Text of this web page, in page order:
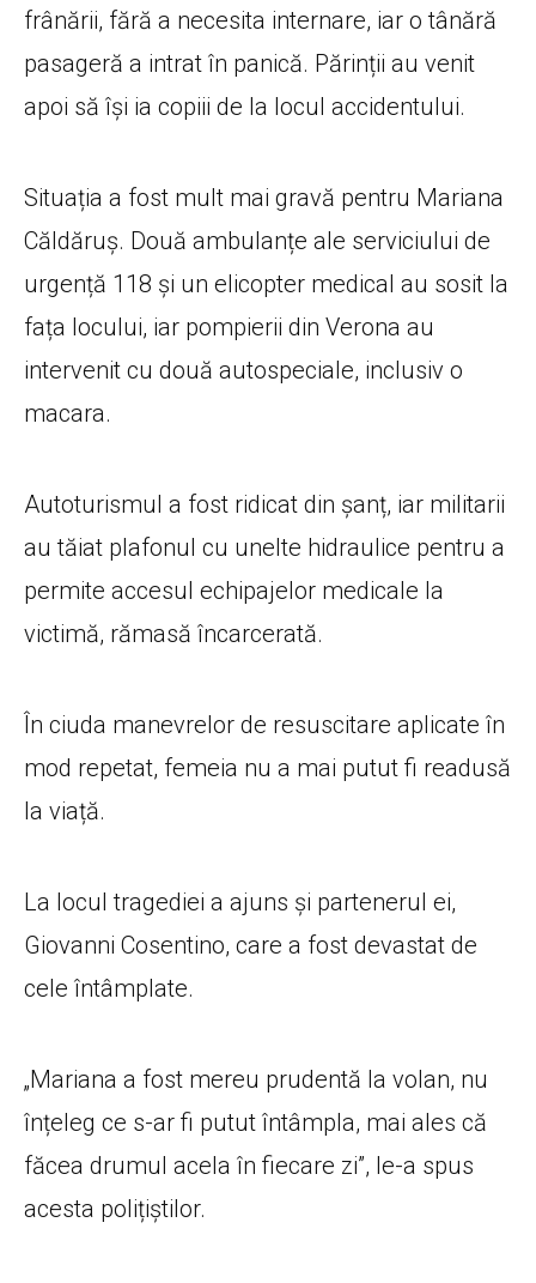
frânării, fără a necesita internare, iar o tânără
pasageră a intrat în panică. Părinții au venit
apoi să își ia copiii de la locul accidentului.
Situația a fost mult mai gravă pentru Mariana
Căldăruș. Două ambulanțe ale serviciului de
urgență 118 și un elicopter medical au sosit la
fața locului, iar pompierii din Verona au
intervenit cu două autospeciale, inclusiv o
macara.
Autoturismul a fost ridicat din șanț, iar militarii
au tăiat plafonul cu unelte hidraulice pentru a
permite accesul echipajelor medicale la
victimă, rămasă încarcerată.
În ciuda manevrelor de resuscitare aplicate în
mod repetat, femeia nu a mai putut fi readusă
la viață.
La locul tragediei a ajuns și partenerul ei,
Giovanni Cosentino, care a fost devastat de
cele întâmplate.
„Mariana a fost mereu prudentă la volan, nu
înțeleg ce s-ar fi putut întâmpla, mai ales că
făcea drumul acela în fiecare zi”, le-a spus
acesta polițiștilor.